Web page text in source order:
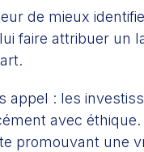
de mieux
faire attribuer un
appel : les
avec éthique.
promouvant une